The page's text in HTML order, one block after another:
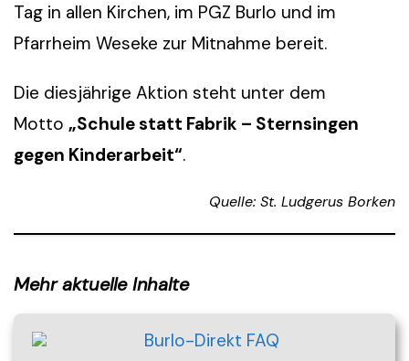
Tag in allen Kirchen, im PGZ Burlo und im
Pfarrheim Weseke zur Mitnahme bereit.
Die diesjährige Aktion steht unter dem
Motto „Schule statt Fabrik – Sternsingen
gegen Kinderarbeit“.
Quelle: St. Ludgerus Borken
Mehr aktuelle Inhalte